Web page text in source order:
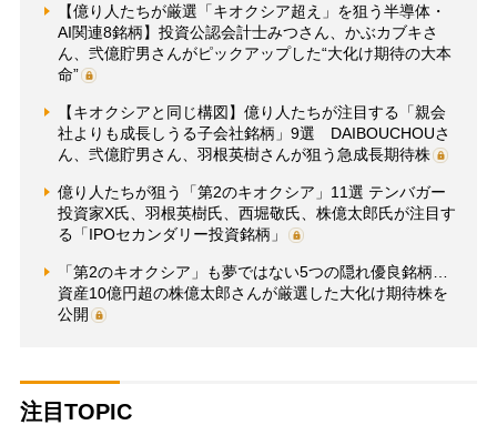
【億り人たちが厳選「キオクシア超え」を狙う半導体・
AI関連8銘柄】投資公認会計士みつさん、かぶカブキさ
ん、弐億貯男さんがピックアップした“大化け期待の大本
命”
【キオクシアと同じ構図】億り人たちが注目する「親会
社よりも成長しうる子会社銘柄」9選 DAIBOUCHOUさ
ん、弐億貯男さん、羽根英樹さんが狙う急成長期待株
億り人たちが狙う「第2のキオクシア」11選 テンバガー
投資家X氏、羽根英樹氏、西堀敬氏、株億太郎氏が注目す
る「IPOセカンダリー投資銘柄」
「第2のキオクシア」も夢ではない5つの隠れ優良銘柄…
資産10億円超の株億太郎さんが厳選した大化け期待株を
公開
注目TOPIC